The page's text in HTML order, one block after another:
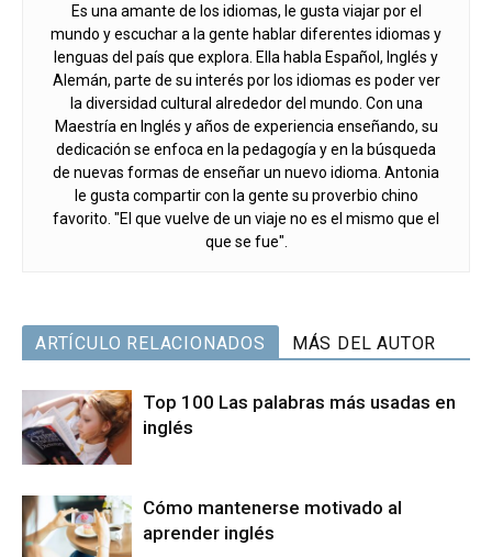
Es una amante de los idiomas, le gusta viajar por el
mundo y escuchar a la gente hablar diferentes idiomas y
lenguas del país que explora. Ella habla Español, Inglés y
Alemán, parte de su interés por los idiomas es poder ver
la diversidad cultural alrededor del mundo. Con una
Maestría en Inglés y años de experiencia enseñando, su
dedicación se enfoca en la pedagogía y en la búsqueda
de nuevas formas de enseñar un nuevo idioma. Antonia
le gusta compartir con la gente su proverbio chino
favorito. "El que vuelve de un viaje no es el mismo que el
que se fue".
ARTÍCULO RELACIONADOS MÁS DEL AUTOR
Top 100 Las palabras más usadas en
inglés
Cómo mantenerse motivado al
aprender inglés